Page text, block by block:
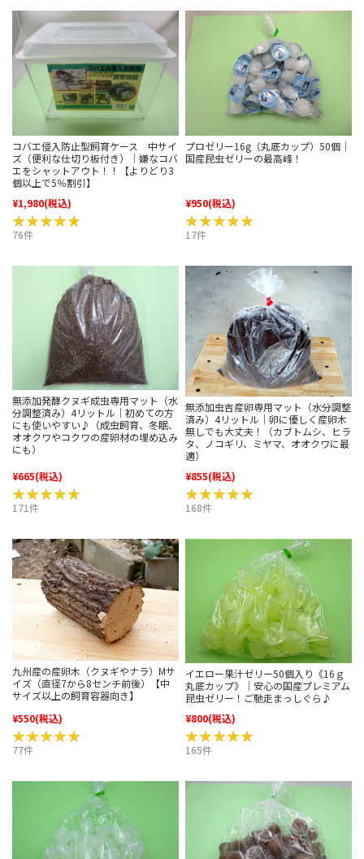
コバエ侵入防止型飼育ケース 中サイ
ズ（便利な仕切り板付き）｜嫌なコバ
エをシャットアウト！！【よりどり3
個以上で5％割引】
¥1,980(税込)
★★★★★
★★★★★
76件
プロゼリー16g（丸底カップ）50個｜
国産昆虫ゼリーの最高峰！
¥950(税込)
★★★★★
★★★★★
17件
無添加発酵クヌギ成虫専用マット（水
分調整済み）4リットル｜初めての方
にも使いやすい♪（成虫飼育、冬眠、
オオクワやコクワの産卵材の埋め込み
にも）
¥665(税込)
★★★★★
★★★★★
171件
無添加虫吉産卵専用マット（水分調整
済み）4リットル｜卵に優しく産卵木
無しでも大丈夫！（カブトムシ、ヒラ
タ、ノコギリ、ミヤマ、オオクワに最
適）
¥855(税込)
★★★★★
★★★★★
168件
九州産の産卵木（クヌギやナラ）Mサ
イズ（直径7から8センチ前後）【中
サイズ以上の飼育容器向き】
¥550(税込)
★★★★★
★★★★★
77件
イエロー果汁ゼリー50個入り《16ｇ
丸底カップ》｜安心の国産プレミアム
昆虫ゼリー！ご馳走まっしぐら♪
¥800(税込)
★★★★★
★★★★★
165件